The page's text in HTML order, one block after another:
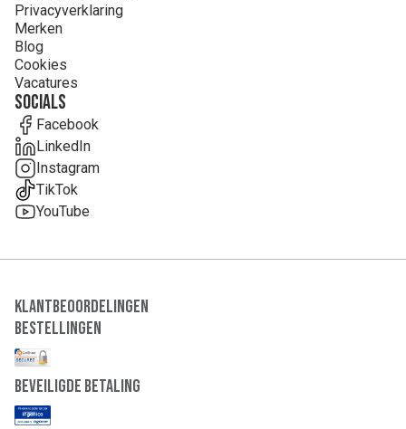
Privacyverklaring
Merken
Blog
Cookies
Vacatures
Socials
Facebook
LinkedIn
Instagram
TikTok
YouTube
Klantbeoordelingen
Bestellingen
Beveiligde Betaling